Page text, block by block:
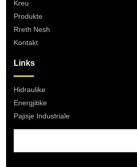
Kreu
Produkte
Rreth Nesh
Kontakt
Links
Hidraulike
Energjitike
Pajisje Industriale